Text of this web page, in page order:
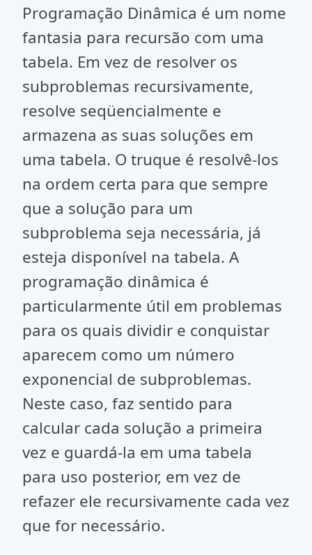
Programação Dinâmica é um nome
fantasia para recursão com uma
tabela. Em vez de resolver os
subproblemas recursivamente,
resolve seqüencialmente e
armazena as suas soluções em
uma tabela. O truque é resolvê-los
na ordem certa para que sempre
que a solução para um
subproblema seja necessária, já
esteja disponível na tabela. A
programação dinâmica é
particularmente útil em problemas
para os quais dividir e conquistar
aparecem como um número
exponencial de subproblemas.
Neste caso, faz sentido para
calcular cada solução a primeira
vez e guardá-la em uma tabela
para uso posterior, em vez de
refazer ele recursivamente cada vez
que for necessário.